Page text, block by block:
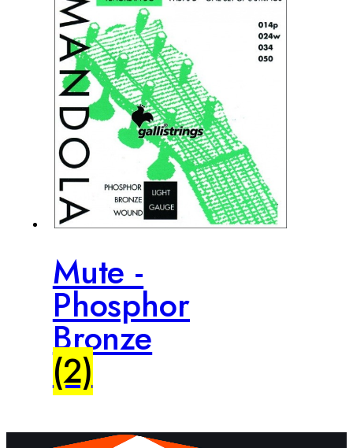
Mute -
Phosphor
Bronze
(2)